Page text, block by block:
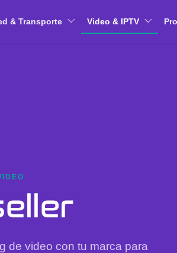
& Transporte Video & IPTV
de video con tu marca para